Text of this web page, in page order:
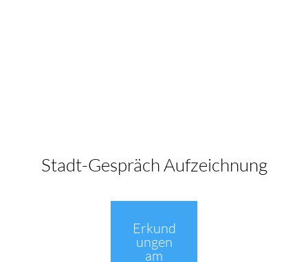
Stadt-Gespräch Aufzeichnung
Erkund
ungen
am